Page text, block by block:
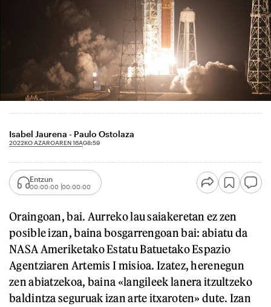
Isabel Jaurena - Paulo Ostolaza
2022KO AZAROAREN 16A08:59
Entzun
00:00:00 00:00:00
Oraingoan, bai. Aurreko lau saiakeretan ez zen
posible izan, baina bosgarrengoan bai: abiatu da
NASA Ameriketako Estatu Batuetako Espazio
Agentziaren Artemis I misioa. Izatez, herenegun
zen abiatzekoa, baina «langileek lanera itzultzeko
baldintza seguruak izan arte itxaroten» dute. Izan